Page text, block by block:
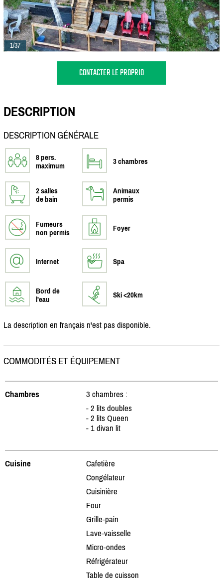
1/37
CONTACTER LE PROPRIO
DESCRIPTION
DESCRIPTION GÉNÉRALE
8 pers.
maximum
3 chambres
2 salles
de bain
Animaux
permis
Fumeurs
non permis
Foyer
Internet Spa
Bord de
l'eau
Ski <20km
La description en français n'est pas disponible.
COMMODITÉS ET ÉQUIPEMENT
Chambres
3 chambres :
- 2 lits doubles
- 2 lits Queen
- 1 divan lit
Cuisine
Cafetière
Congélateur
Cuisinière
Four
Grille-pain
Lave-vaisselle
Micro-ondes
Réfrigérateur
Table de cuisson